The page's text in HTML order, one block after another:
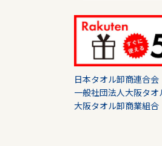
日本タオル卸商連合会
一般社団法人大阪タ
大阪タオル卸商業組合